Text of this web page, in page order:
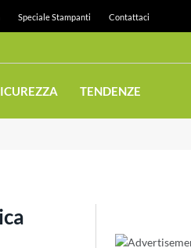
Speciale Stampanti Contattaci
TENDENZE